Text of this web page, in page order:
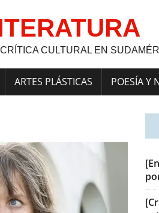
CULTURAL EN
ARTES PLÁSTICAS POESÍA Y